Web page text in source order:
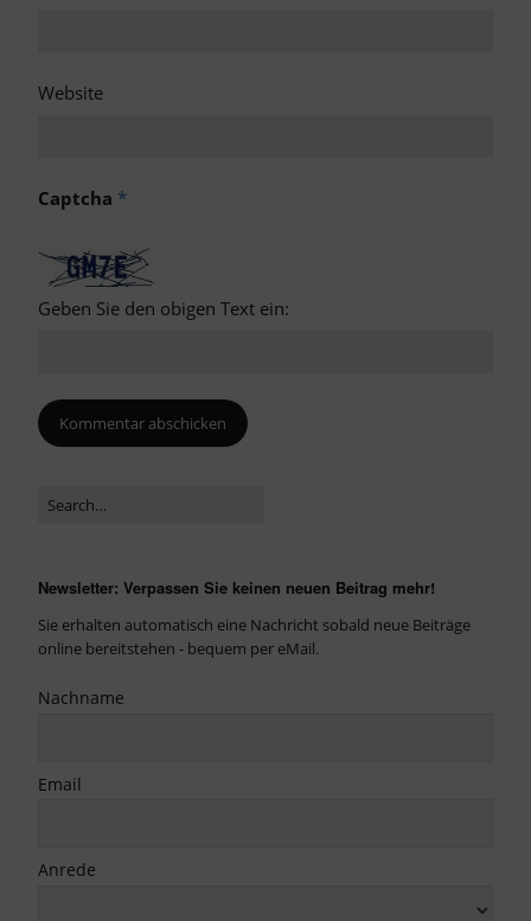
Website
Captcha *
Geben Sie den obigen Text ein:
Newsletter: Verpassen Sie keinen neuen Beitrag mehr!
Sie erhalten automatisch eine Nachricht sobald neue Beiträge
online bereitstehen - bequem per eMail.
Nachname
Email
Anrede